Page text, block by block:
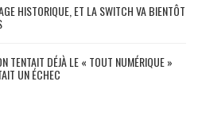
HISTORIQUE, ET LA SWITCH VA BIENTÔT
TENTAIT DÉJÀ LE « TOUT NUMÉRIQUE »
UN ÉCHEC